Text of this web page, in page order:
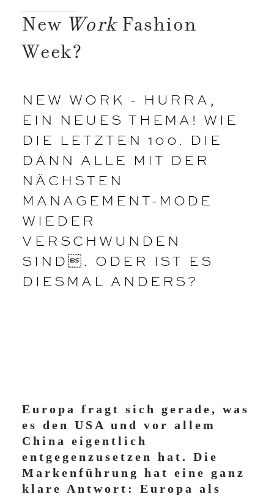
New WorkFashion
Week?
NEW WORK - HURRA,
EIN NEUES THEMA! WIE
DIE LETZTEN 100. DIE
DANN ALLE MIT DER
NÄCHSTEN
MANAGEMENT-MODE
WIEDER
VERSCHWUNDEN
SIND. ODER IST ES
DIESMAL ANDERS?
Europa fragt sich gerade, was
es den USA und vor allem
China eigentlich
entgegenzusetzen hat. Die
Markenführung hat eine ganz
klare Antwort: Europa als